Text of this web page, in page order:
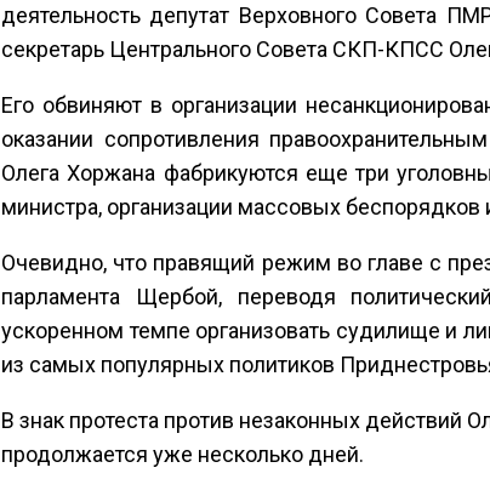
деятельность депутат Верховного Совета
секретарь Центрального Совета СКП-КПСС
Его обвиняют в организации
оказании сопротивления
Олега Хоржана фабрикуются еще три
министра, организации массовых беспорядков
Очевидно, что правящий режим во главе с
парламента Щербой, переводя
ускоренном темпе организовать судилище и
из самых популярных политиков
В знак протеста против незаконных действий
продолжается уже несколько дней.